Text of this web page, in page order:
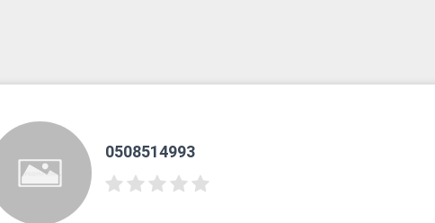
0508514993